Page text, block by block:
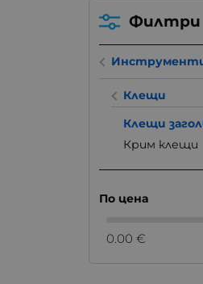
Филтри
Клещи
Клещи
Крим клещи
По цена
0.00 €